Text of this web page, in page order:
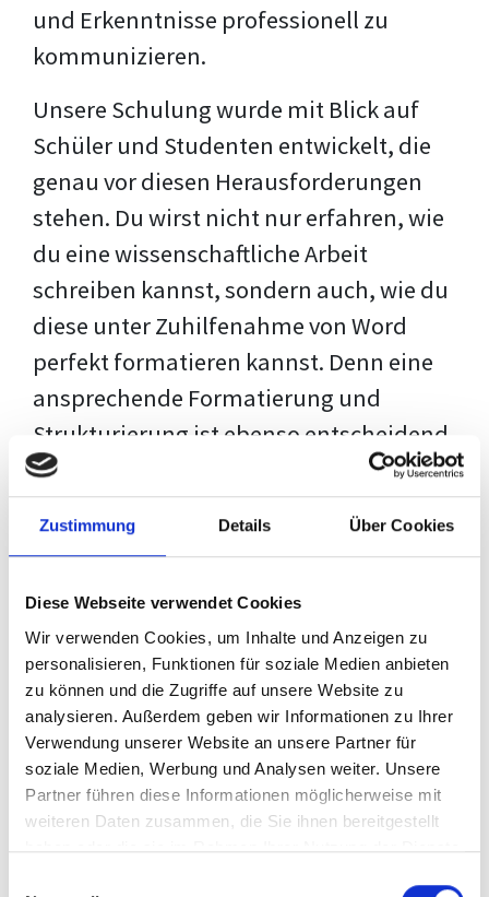
Zustimmung Details Über Cookies
Diese Webseite verwendet Cookies
Wir verwenden Cookies, um Inhalte und Anzeigen zu
personalisieren, Funktionen für soziale Medien anbieten
zu können und die Zugriffe auf unsere Website zu
analysieren. Außerdem geben wir Informationen zu Ihrer
Verwendung unserer Website an unsere Partner für
soziale Medien, Werbung und Analysen weiter. Unsere
Partner führen diese Informationen möglicherweise mit
weiteren Daten zusammen, die Sie ihnen bereitgestellt
haben oder die sie im Rahmen Ihrer Nutzung der Dienste
und Erkenntnisse professionell zu
kommunizieren.
Unsere Schulung wurde mit Blick auf
Schüler und Studenten entwickelt, die
genau vor diesen Herausforderungen
stehen. Du wirst nicht nur erfahren, wie
du eine wissenschaftliche Arbeit
schreiben kannst, sondern auch, wie du
diese unter Zuhilfenahme von Word
perfekt formatieren kannst. Denn eine
ansprechende Formatierung und
Strukturierung ist ebenso entscheidend
wie der Inhalt selbst. Jeder Prüfer hat
eigene Erwartungen, und unsere
Schulung ist so konzipiert, dass sie dir
deiner individuellen Vorlage zeigt,
anstatt eine Einheitslösung zu bieten.
Der Prozess des wissenschaftlichen
Schreibens kann ohne das richtige
Wissen eine große Herausforderung
darstellen. Jedoch, ausgestattet mit
denTechniken und Strategiendieses
Kurses, wird die Formatierung deiner